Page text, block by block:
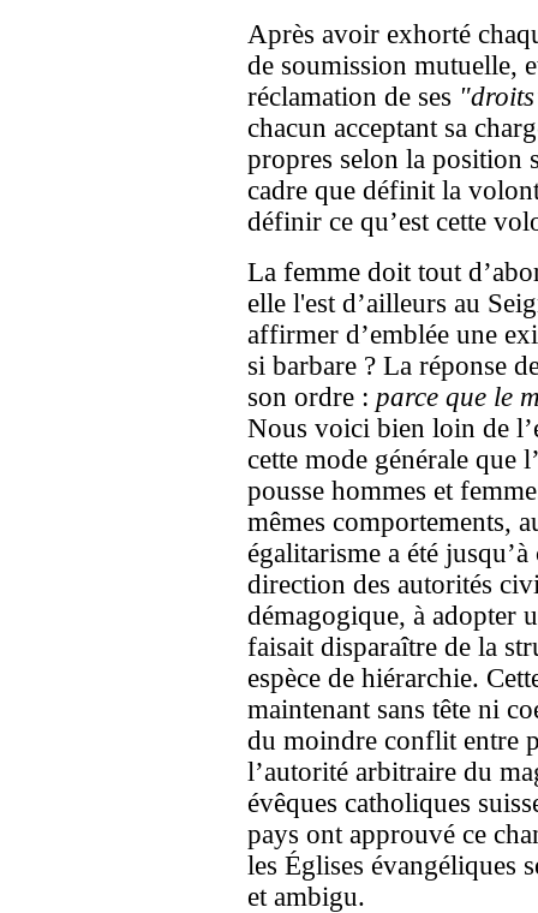
Après avoir exhorté
de soumission mutuelle,
réclamation de ses
chacun acceptant sa
propres selon la position
cadre que définit la
définir ce qu’est cette
La femme doit tout
elle l'est d’ailleurs au
affirmer d’emblée une
si barbare ? La réponse
son ordre : parce que le
Nous voici bien loin de
cette mode générale que
pousse hommes et
mêmes comportements,
égalitarisme a été
direction des autorités
démagogique, à adopter
faisait disparaître de la
espèce de hiérarchie.
maintenant sans tête ni
du moindre conflit entre
l’autorité arbitraire du
évêques catholiques
pays ont approuvé ce
les Églises évangéliques
et ambigu.